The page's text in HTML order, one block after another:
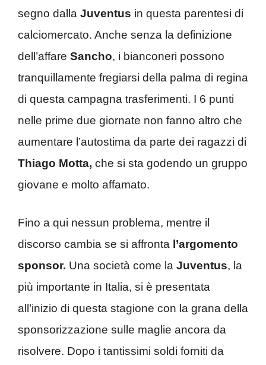
segno dalla Juventus in questa parentesi di
calciomercato. Anche senza la definizione
dell’affare Sancho, i bianconeri possono
tranquillamente fregiarsi della palma di regina
di questa campagna trasferimenti. I 6 punti
nelle prime due giornate non fanno altro che
aumentare l’autostima da parte dei ragazzi di
Thiago Motta, che si sta godendo un gruppo
giovane e molto affamato.
Fino a qui nessun problema, mentre il
discorso cambia se si affronta l’argomento
sponsor. Una società come la Juventus, la
più importante in Italia, si è presentata
all’inizio di questa stagione con la grana della
sponsorizzazione sulle maglie ancora da
risolvere. Dopo i tantissimi soldi forniti da